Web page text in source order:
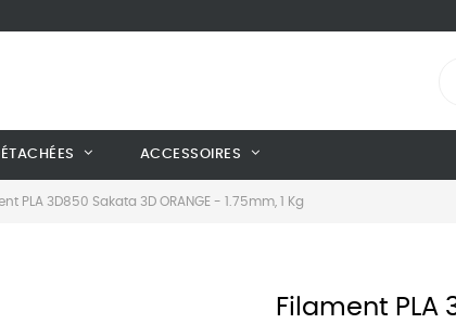
ACCESSOIRES
PLA 3D850 Sakata 3D ORANGE - 1.75mm, 1 Kg
Filament PLA